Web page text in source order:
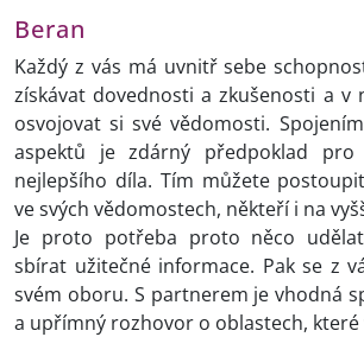
Beran
Každý z vás má uvnitř sebe
získávat dovednosti a zkušenosti a v
osvojovat si své vědomosti.
aspektů je zdárný předpoklad pro
nejlepšího díla. Tím můžete
ve svých vědomostech, někteří i na
Je proto potřeba proto něco
sbírat užitečné informace. Pak se z
svém oboru. S partnerem je vhodná
a upřímný rozhovor o oblastech,